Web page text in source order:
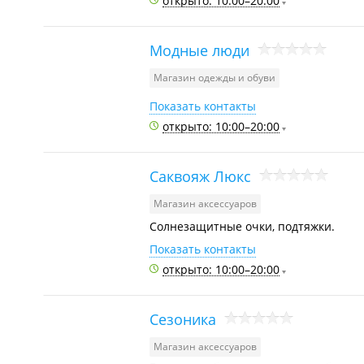
Модные люди
Магазин одежды и обуви
Показать контакты
открыто: 10:00–20:00
Саквояж Люкс
Магазин аксессуаров
Солнезащитные очки, подтяжки.
Показать контакты
открыто: 10:00–20:00
Сезоника
Магазин аксессуаров